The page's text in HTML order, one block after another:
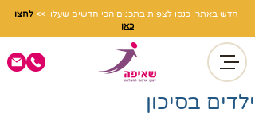
חדש באתר! כנסו לצפות בתכנים הכי חדשים שעלו >> לחצו
כאן
ילדים בסיכון